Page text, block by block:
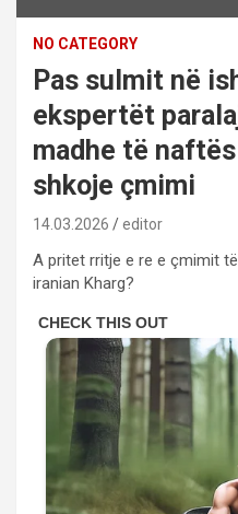
NO CATEGORY
Pas sulmit në
ekspertët
madhe të
shkoje çmimi
14.03.2026 editor
A pritet rritje e re e çmimit
iranian Kharg?